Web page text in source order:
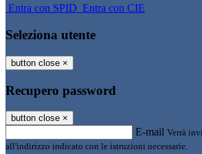
Entra con SPID Entra con CIE
Seleziona utente
button close ×
Recupero password
button close ×
E-mail Verrà
all'indirizzo indicato con le istruzioni necessarie.